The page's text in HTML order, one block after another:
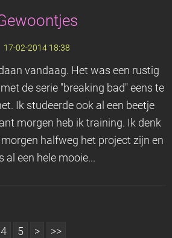
17-02-2014 18:38
vandaag. Het was een rustig
de serie "breaking bad" eens te
Ik studeerde ook al een beetje
morgen heb ik training. Ik denk
halfweg het project zijn en
al een hele mooie...
4 5 > >>